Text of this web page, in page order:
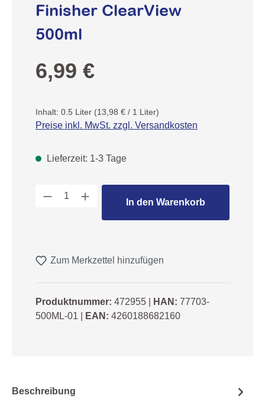
Finisher ClearView
500ml
Regulärer Preis:
6,99 €
Inhalt: 0.5 Liter (13,98 € / 1 Liter)
Preise inkl. MwSt. zzgl. Versandkosten
Lieferzeit: 1-3 Tage
Produkt Anzahl: Gib den
In den Warenkorb
Zum Merkzettel hinzufügen
Produktnummer: 472955 HAN: 77703-
500ML-01
EAN: 4260188682160
Beschreibung